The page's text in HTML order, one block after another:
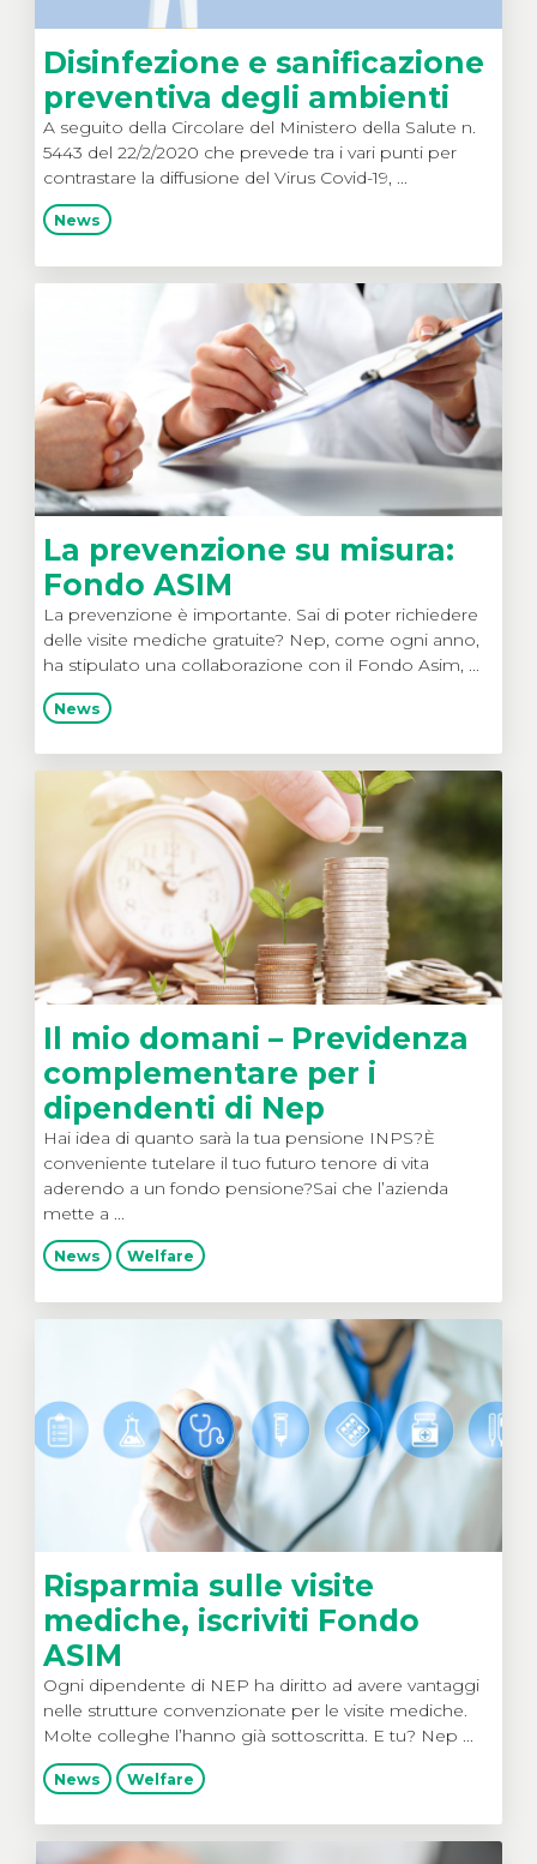
Disinfezione e sanificazione
preventiva degli ambienti
A seguito della Circolare del Ministero della Salute n.
5443 del 22/2/2020 che prevede tra i vari punti per
contrastare la diffusione del Virus Covid-19, ...
News
La prevenzione su misura:
Fondo ASIM
La prevenzione è importante. Sai di poter richiedere
delle visite mediche gratuite? Nep, come ogni anno,
ha stipulato una collaborazione con il Fondo Asim, ...
News
Il mio domani – Previdenza
complementare per i
dipendenti di Nep
Hai idea di quanto sarà la tua pensione INPS?È
conveniente tutelare il tuo futuro tenore di vita
aderendo a un fondo pensione?Sai che l’azienda
mette a ...
News Welfare
Risparmia sulle visite
mediche, iscriviti Fondo
ASIM
Ogni dipendente di NEP ha diritto ad avere vantaggi
nelle strutture convenzionate per le visite mediche.
Molte colleghe l’hanno già sottoscritta. E tu? Nep ...
News Welfare